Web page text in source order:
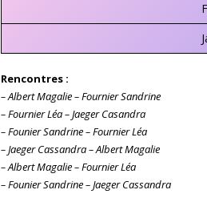
Rencontres :
– Albert Magalie – Fournier Sandrine
– Fournier Léa – Jaeger Casandra
– Founier Sandrine – Fournier Léa
– Jaeger Cassandra – Albert Magalie
– Albert Magalie – Fournier Léa
– Founier Sandrine – Jaeger Cassandra